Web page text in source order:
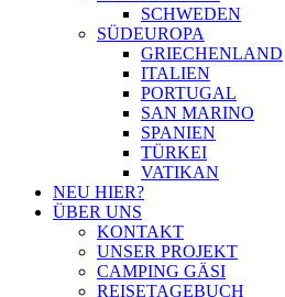
SCHWEDEN
SÜDEUROPA
GRIECHENLAND
ITALIEN
PORTUGAL
SAN MARINO
SPANIEN
TÜRKEI
VATIKAN
NEU HIER?
ÜBER UNS
KONTAKT
UNSER PROJEKT
CAMPING GÄSI
REISETAGEBUCH